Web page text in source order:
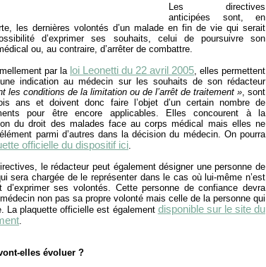
Les directives
anticipées sont, en
les dernières volontés d’un malade en fin de vie qui serait
d’exprimer ses souhaits, celui de poursuivre son
ou, au contraire, d’arrêter de combattre.
par la loi Leonetti du 22 avril 2005 , elles permettent
indication au médecin sur les souhaits de son rédacteur
les conditions de la limitation ou de l’arrêt de traitement » , sont
ans et doivent donc faire l’objet d’un certain nombre de
pour être encore applicables. Elles concourent à la
du droit des malades face au corps médical mais elles ne
parmi d’autres dans la décision du médecin. On pourra
officielle du dispositif ici
le rédacteur peut également désigner une personne de
sera chargée de le représenter dans le cas où lui-même n’est
d’exprimer ses volontés. Cette personne de confiance devra
non pas sa propre volonté mais celle de la personne qui
La plaquette officielle est également disponible sur le site du
elles évoluer ?